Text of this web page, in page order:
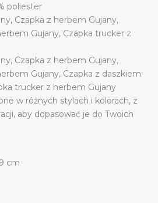
poliester
Czapka z herbem Gujany,
Gujany, Czapka trucker z
Czapka z herbem Gujany,
Gujany, Czapka z daszkiem
trucker z herbem Gujany
w różnych stylach i kolorach, z
aby dopasować je do Twoich
cm